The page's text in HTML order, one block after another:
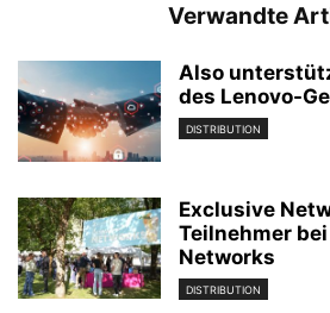
Verwandte
Also
des Lenovo-
DISTRIBUTION
Exclusive
Teilnehmer
Networks
DISTRIBUTION